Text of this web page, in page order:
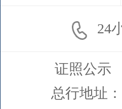
24
证照公示
总行地址